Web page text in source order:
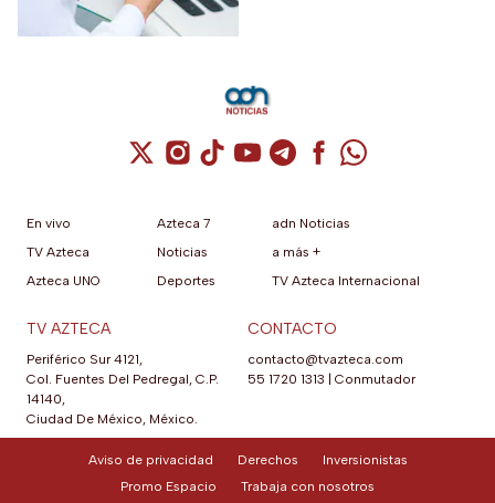
Cuenta de X / Twitter (se abre en una
Cuenta de Instagram (se abre en una
Cuenta de TikTok (se abre en
Cuenta de YouTube (se abre
Cuenta de Telegram (se
Cuenta de
Cuenta de
En vivo
TV Azteca
Azteca UNO
Azteca 7
Noticias
Deportes
adn Noticias
a más +
TV Azteca Internacional
TV AZTECA
Periférico Sur 4121,
Col. Fuentes Del Pedregal, C.P.
14140,
Ciudad De México, México.
CONTACTO
contacto@tvazteca.com
55 1720 1313
Conmutador
Aviso de privacidad Derechos
Inversionistas
Promo Espacio
Trabaja con nosotros